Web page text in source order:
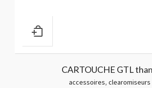
CARTOUCHE GTL
accessoires, clearomiseurs